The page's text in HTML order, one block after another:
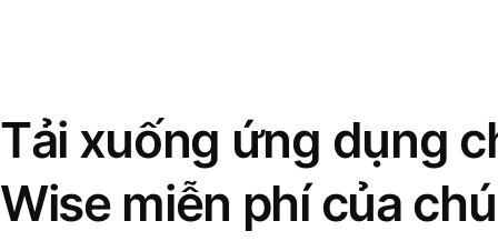
Tải xuống ứng dụng
Wise miễn phí của